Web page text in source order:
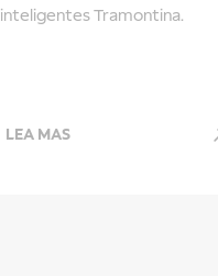
inteligentes Tramontina.
LEA MAS